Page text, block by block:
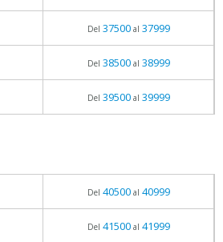
Del 37500al 37999
Del 38500al 38999
Del 39500al 39999
Del 40500al 40999
Del 41500al 41999